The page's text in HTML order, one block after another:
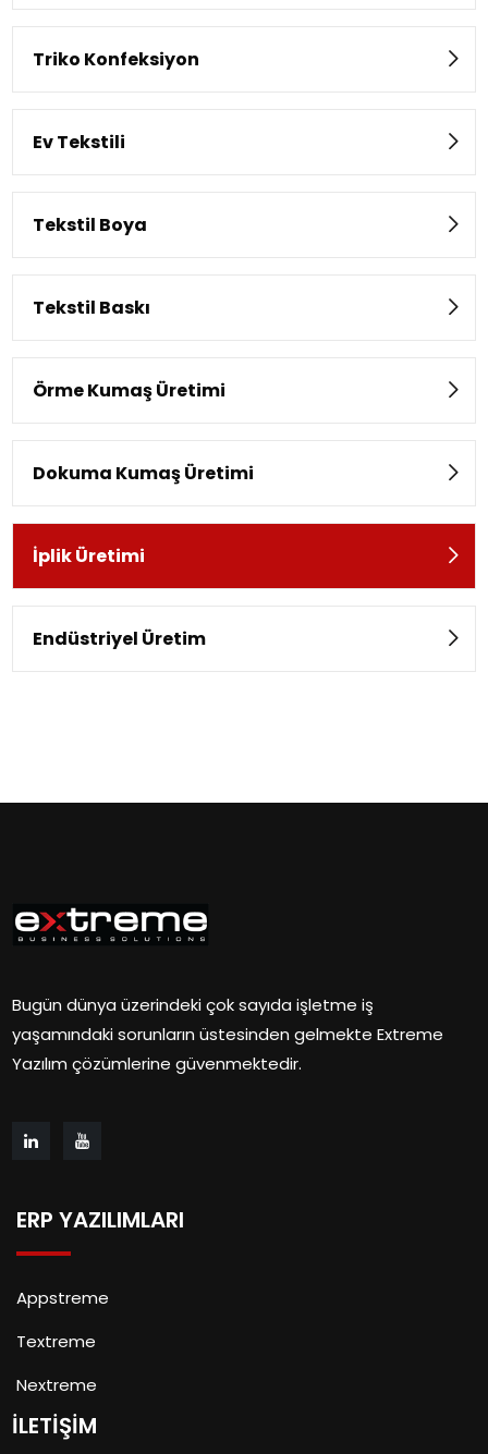
Triko Konfeksiyon
Ev Tekstili
Tekstil Boya
Tekstil Baskı
Örme Kumaş Üretimi
Dokuma Kumaş Üretimi
İplik Üretimi
Endüstriyel Üretim
Bugün dünya üzerindeki çok sayıda işletme iş
yaşamındaki sorunların üstesinden gelmekte Extreme
Yazılım çözümlerine güvenmektedir.
ERP YAZILIMLARI
Appstreme
Textreme
Nextreme
İLETİŞİM